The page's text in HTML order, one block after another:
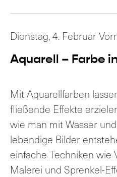
Dienstag, 4. Februar
Aquarell – Farbe
Mit Aquarellfarben
fließende Effekte
wie man mit Wasser
lebendige Bilder
einfache Techniken wie
Malerei und Sprenkel-